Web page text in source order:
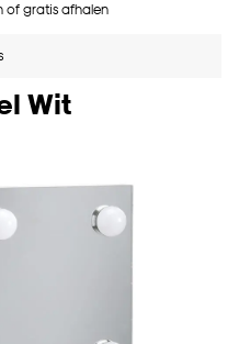
of gratis afhalen
opmeten aan huis
Wit